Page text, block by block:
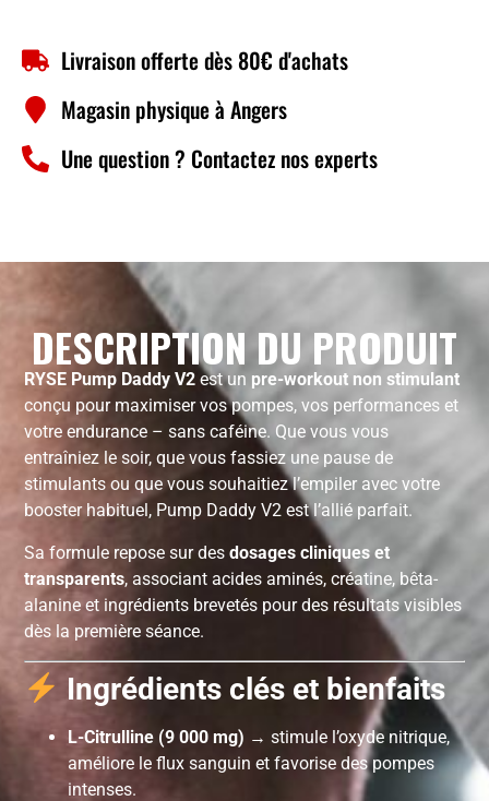
Livraison offerte dès 80€ d'achats
Magasin physique à Angers
Une question ? Contactez nos experts
DESCRIPTION DU PRODUIT
RYSE Pump Daddy V2 est un pre-workout non stimulant
conçu pour maximiser vos pompes, vos performances et
votre endurance – sans caféine. Que vous vous
entraîniez le soir, que vous fassiez une pause de
stimulants ou que vous souhaitiez l’empiler avec votre
booster habituel, Pump Daddy V2 est l’allié parfait.
Sa formule repose sur desdosages cliniques et
transparents, associant acides aminés, créatine, bêta-
alanine et ingrédients brevetés pour des résultats visibles
dès la première séance.
Ingrédients clés et bienfaits
L-Citrulline (9 000 mg) → stimule l’oxyde nitrique,
améliore le flux sanguin et favorise des pompes
intenses.